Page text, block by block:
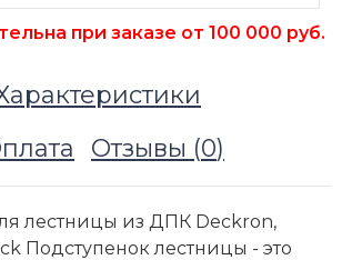
при заказе от 100 000 руб.
Отзывы (0)
лестницы из ДПК Deckron,
Подступенок лестницы - это